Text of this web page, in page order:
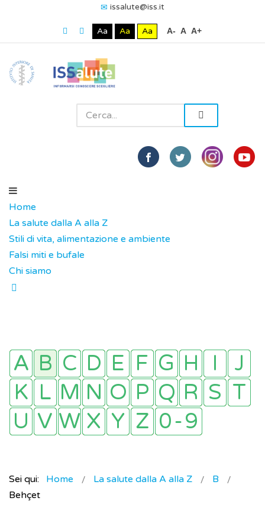
issalute@iss.it
Aa Aa Aa A- A A+
Home
La salute dalla A alla Z
Stili di vita, alimentazione e ambiente
Falsi miti e bufale
Chi siamo
Sei qui: Home La salute dalla A alla Z
B
Behçet